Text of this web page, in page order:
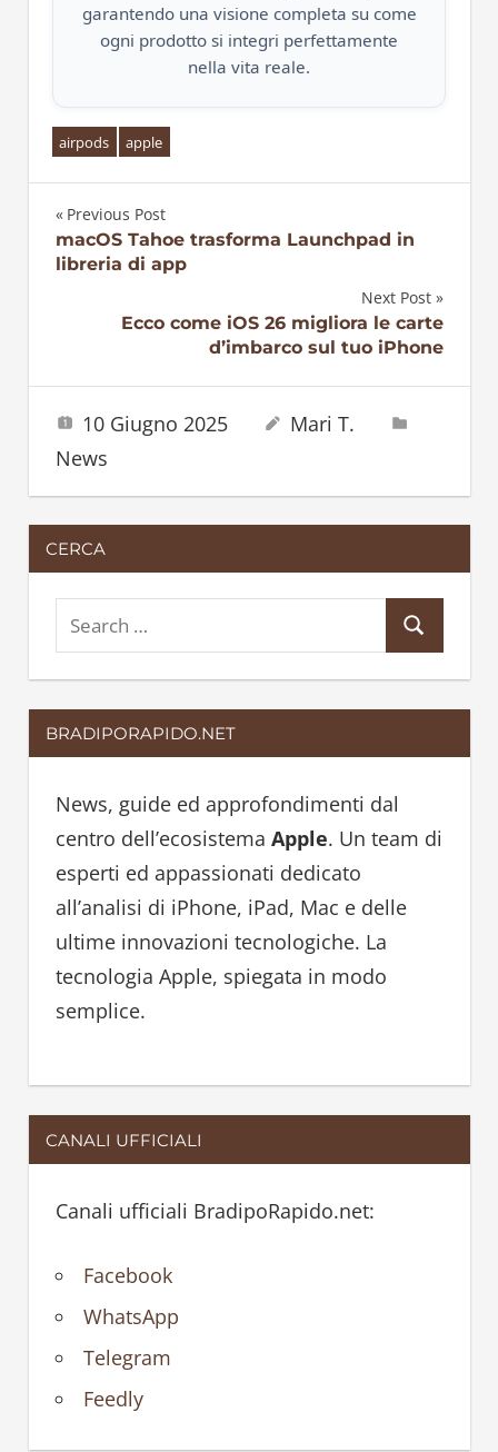
garantendo una visione completa su come
ogni prodotto si integri perfettamente
nella vita reale.
airpods apple
Navigazione
Previous Post
macOS Tahoe trasforma Launchpad in
libreria di app
Next Post
Ecco come iOS 26 migliora le carte
d’imbarco sul tuo iPhone
10 Giugno 2025
Mari T.
News
CERCA
e
a
r
c
e
a
BRADIPORAPIDO.NET
News, guide ed approfondimenti dal
centro dell’ecosistema Apple. Un team di
esperti ed appassionati dedicato
all’analisi di iPhone, iPad, Mac e delle
ultime innovazioni tecnologiche. La
tecnologia Apple, spiegata in modo
semplice.
CANALI UFFICIALI
Canali ufficiali BradipoRapido.net:
Facebook
WhatsApp
Telegram
Feedly